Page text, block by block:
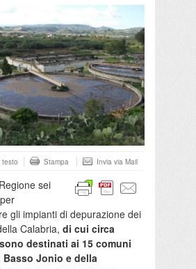
testo Stampa Invia via Mail
sei
gli impianti di depurazione dei
Calabria, di cui circa
destinati ai 15 comuni
Basso Jonio e della